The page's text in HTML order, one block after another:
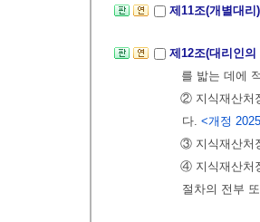
제11조(개별대
제12조(대리인
를 밟는 데에
② 지식재산처
다. <개정
③ 지식재산처
④ 지식재산처
절차의 전부